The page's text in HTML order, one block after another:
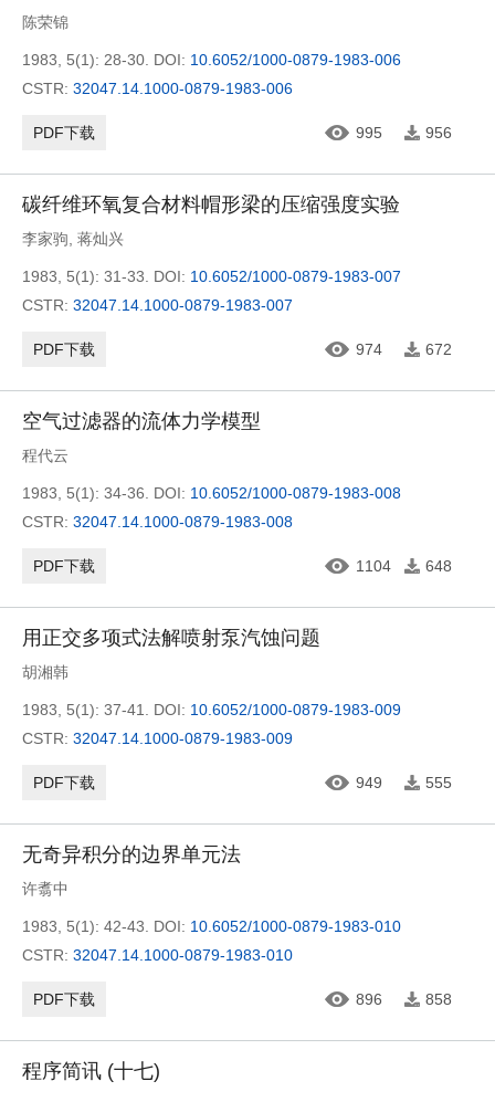
陈荣锦
1983, 5(1): 28-30. DOI: 10.6052/1000-0879-1983-006
CSTR: 32047.14.1000-0879-1983-006
PDF下载 995 956
碳纤维环氧复合材料帽形梁的压缩强度实验
李家驹 蒋灿兴
1983, 5(1): 31-33. DOI: 10.6052/1000-0879-1983-007
CSTR: 32047.14.1000-0879-1983-007
PDF下载 974 672
空气过滤器的流体力学模型
程代云
1983, 5(1): 34-36. DOI: 10.6052/1000-0879-1983-008
CSTR: 32047.14.1000-0879-1983-008
PDF下载 1104 648
用正交多项式法解喷射泵汽蚀问题
胡湘韩
1983, 5(1): 37-41. DOI: 10.6052/1000-0879-1983-009
CSTR: 32047.14.1000-0879-1983-009
PDF下载 949 555
无奇异积分的边界单元法
许翥中
1983, 5(1): 42-43. DOI: 10.6052/1000-0879-1983-010
CSTR: 32047.14.1000-0879-1983-010
PDF下载 896 858
程序简讯 (十七)